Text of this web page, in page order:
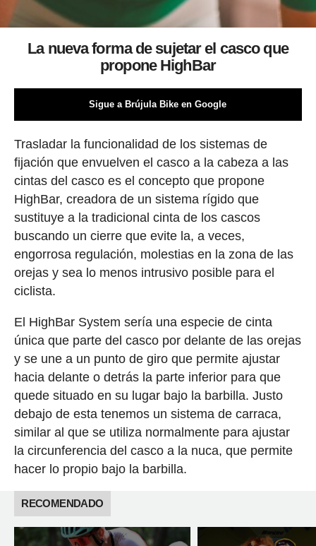
La nueva forma de sujetar el casco que
propone HighBar
Sigue a Brújula Bike en Google
Trasladar la funcionalidad de los sistemas de
fijación que envuelven el casco a la cabeza a las
cintas del casco es el concepto que propone
HighBar, creadora de un sistema rígido que
sustituye a la tradicional cinta de los cascos
buscando un cierre que evite la, a veces,
engorrosa regulación, molestias en la zona de las
orejas y sea lo menos intrusivo posible para el
ciclista.
El HighBar System sería una especie de cinta
única que parte del casco por delante de las orejas
y se une a un punto de giro que permite ajustar
hacia delante o detrás la parte inferior para que
quede situado en su lugar bajo la barbilla. Justo
debajo de esta tenemos un sistema de carraca,
similar al que se utiliza normalmente para ajustar
la circunferencia del casco a la nuca, que permite
hacer lo propio bajo la barbilla.
RECOMENDADO